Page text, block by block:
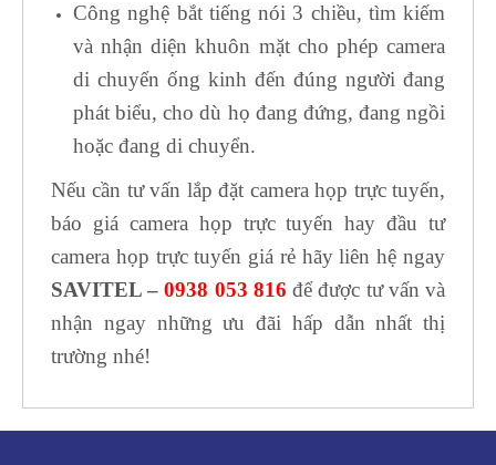
Công nghệ bắt tiếng nói 3 chiều, tìm kiếm
và nhận diện khuôn mặt cho phép camera
di chuyển ống kinh đến đúng người đang
phát biểu, cho dù họ đang đứng, đang ngồi
hoặc đang di chuyển.
Nếu cần tư vấn lắp đặt camera họp trực tuyến,
báo giá camera họp trực tuyến hay đầu tư
camera họp trực tuyến giá rẻ hãy liên hệ ngay
SAVITEL –0938 053 816 để được tư vấn và
nhận ngay những ưu đãi hấp dẫn nhất thị
trường nhé!